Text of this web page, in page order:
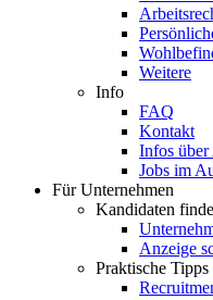
Weitere
Info
FAQ
Kontakt
Infos
Jobs im
Für Unternehmen
Kandidaten
Anzeige
Praktische